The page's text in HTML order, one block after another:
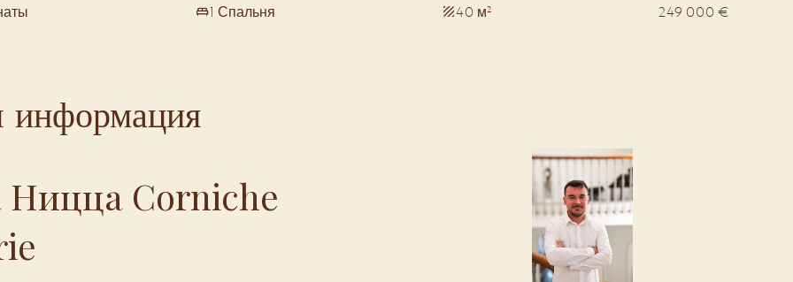
1 Спальня 40 м² 249 000 €
информация
Corniche